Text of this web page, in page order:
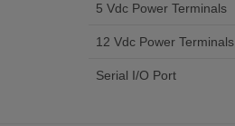
5 Vdc Power Terminals
12 Vdc Power Terminals
Serial I/O Port